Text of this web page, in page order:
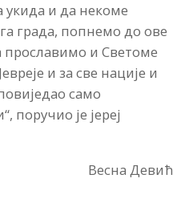
укида и да некоме
града, попнемо до ове
прославимо и Светоме
и за све нације и
само
поручио је јереј
Весна Девић